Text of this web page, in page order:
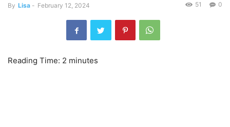
By Lisa - February 12, 2024 0
51
Reading Time: 2 minutes